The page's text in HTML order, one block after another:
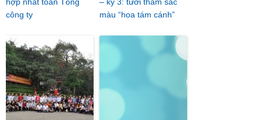
công ty
màu “hoa tám cánh”